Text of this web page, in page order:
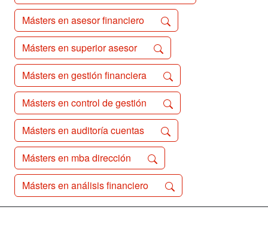
Másters en asesor financiero
Másters en superior asesor
Másters en gestión financiera
Másters en control de gestión
Másters en auditoría cuentas
Másters en mba dirección
Másters en análisis financiero